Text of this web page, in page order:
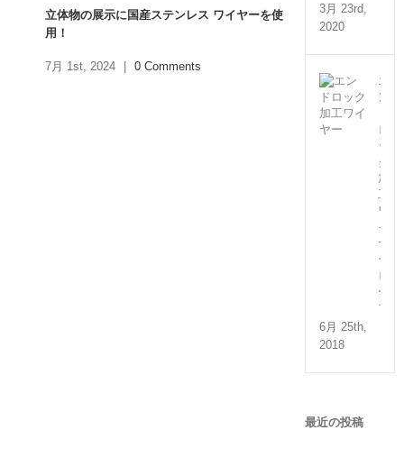
立体物の展示に国産ステンレス ワイヤーを使
用！
7月 1st, 2024 0 Comments
3月 23rd,
2020
エ
ン
ロ
ッ
ク
加
工
ワ
イ
ヤ
ー
ロ
ー
プ
6月 25th,
2018
最近の投稿